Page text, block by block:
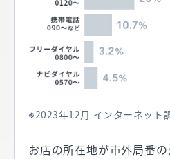
2023年12月 インターネット
お店の所在地が市外局番